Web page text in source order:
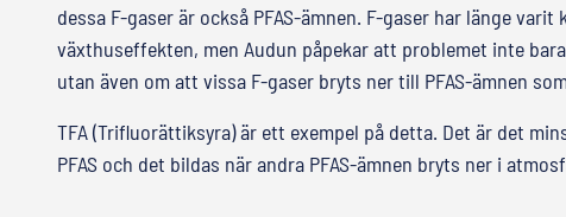
dessa F-gaser är också PFAS-ämnen. F-gaser har länge
växthuseffekten, men Audun påpekar att problemet inte
utan även om att vissa F-gaser bryts ner till PFAS-ämnen
TFA (Trifluorättiksyra) är ett exempel på detta. Det är det
PFAS och det bildas när andra PFAS-ämnen bryts ner i